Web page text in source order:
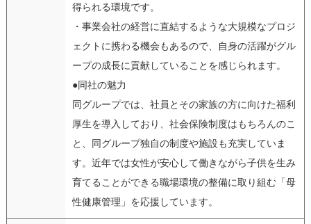
得られる環境です。
・事業会社の経営に直結するような大規模なプロジ
ェクトに携わる機会もあるので、自身の活躍がグル
ープの成長に貢献していることを感じられます。
●同社の魅力
同グループでは、社員とその家族の方に向けた福利
厚生を導入しており、社会保険制度はもちろんのこ
と、同グループ独自の制度や施設も充実していま
す。近年では女性が安心して働きながら子供を生み
育てることができる職場環境の整備に取り組む「母
性健康管理」を応援しています。